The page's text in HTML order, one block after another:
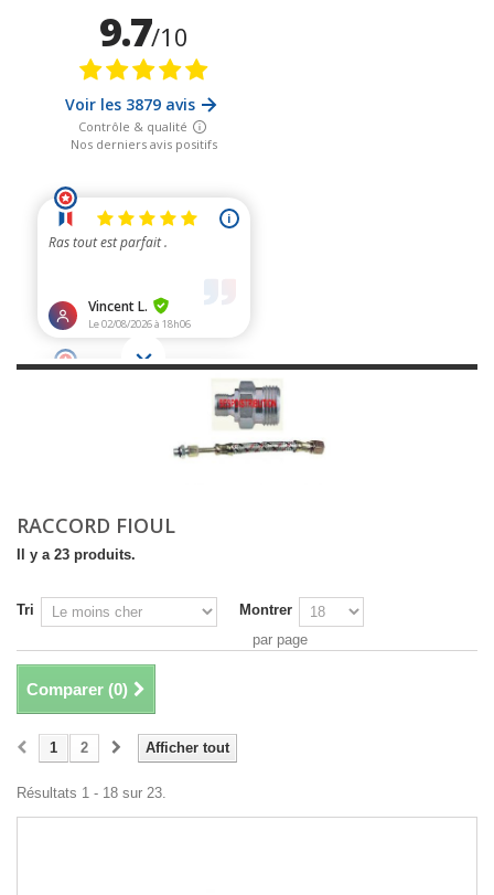
RACCORD FIOUL
Il y a 23 produits.
Tri
Montrer
par page
Comparer (0)
Afficher tout
1 2
Résultats 1 - 18 sur 23.